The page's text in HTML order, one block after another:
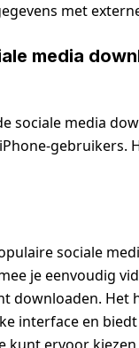
met
media
sociale media
gebruikers.
sociale
je eenvoudig
downloaden. Het
interface en